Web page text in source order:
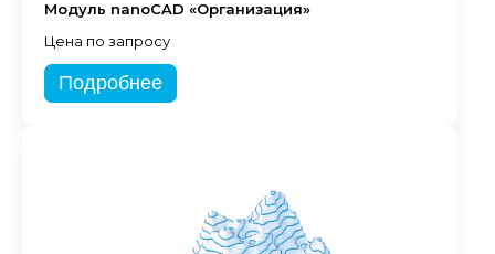
Модуль nanoCAD «Организация»
Цена по запросу
Подробнее